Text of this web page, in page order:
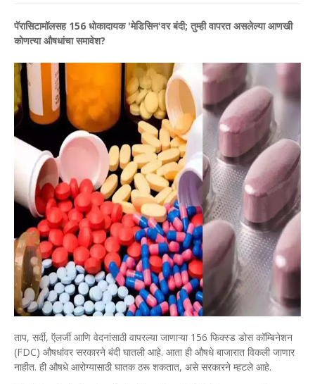
पॅरासिटामॉलसह 156 धोकादायक 'मेडिसिन'वर बंदी; तुम्ही वापरत असलेल्या आणखी
कोणत्या औषधांचा समावेश?
ताप, सर्दी, ऍलर्जी आणि वेदनांसाठी वापरल्या जाणाऱ्या 156 फिक्स्ड डोस कॉम्बिनेशन
(FDC) औषधांवर सरकारने बंदी घातली आहे. आता ही औषधे बाजारात विकली जाणार
नाहीत. ही औषधे आरोग्यासाठी घातक ठरू शकतात, असे सरकारने म्हटले आहे.